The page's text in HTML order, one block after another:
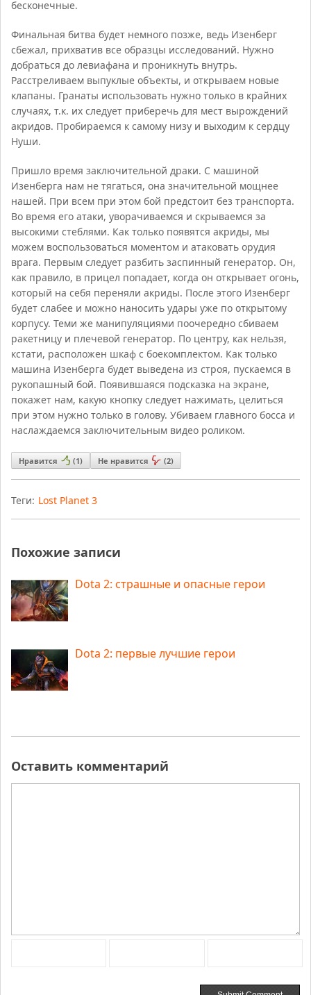
бесконечные.
Финальная битва будет немного позже, ведь Изенберг
сбежал, прихватив все образцы исследований. Нужно
добраться до левиафана и проникнуть внутрь.
Расстреливаем выпуклые объекты, и открываем новые
клапаны. Гранаты использовать нужно только в крайних
случаях, т.к. их следует приберечь для мест вырождений
акридов. Пробираемся к самому низу и выходим к сердцу
Нуши.
Пришло время заключительной драки. С машиной
Изенберга нам не тягаться, она значительной мощнее
нашей. При всем при этом бой предстоит без транспорта.
Во время его атаки, уворачиваемся и скрываемся за
высокими стеблями. Как только появятся акриды, мы
можем воспользоваться моментом и атаковать орудия
врага. Первым следует разбить заспинный генератор. Он,
как правило, в прицел попадает, когда он открывает огонь,
который на себя переняли акриды. После этого Изенберг
будет слабее и можно наносить удары уже по открытому
корпусу. Теми же манипуляциями поочередно сбиваем
ракетницу и плечевой генератор. По центру, как нельзя,
кстати, расположен шкаф с боекомплектом. Как только
машина Изенберга будет выведена из строя, пускаемся в
рукопашный бой. Появившаяся подсказка на экране,
покажет нам, какую кнопку следует нажимать, целиться
при этом нужно только в голову. Убиваем главного босса и
наслаждаемся заключительным видео роликом.
Нравится (1) Не нравится (2)
Теги: Lost Planet 3
Похожие записи
Dota 2: страшные и опасные герои
Dota 2: первые лучшие герои
Оставить комментарий